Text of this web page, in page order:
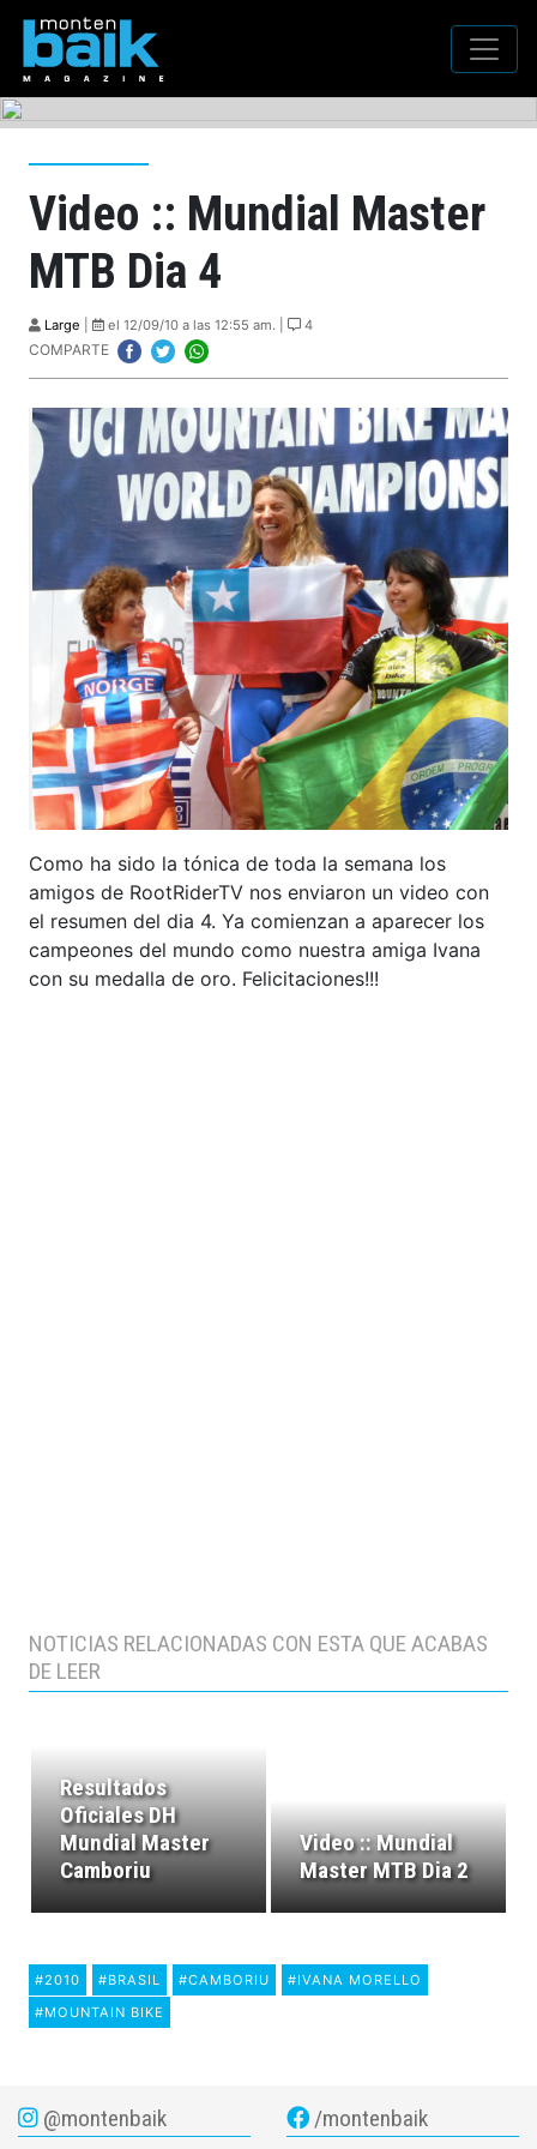
Video :: Mundial Master
MTB Dia 4
Large el 12/09/10 a las 12:55 am. | 4
COMPARTE
Como ha sido la tónica de toda la semana los
amigos de RootRiderTV nos enviaron un video con
el resumen del dia 4. Ya comienzan a aparecer los
campeones del mundo como nuestra amiga Ivana
con su medalla de oro. Felicitaciones!!!
NOTICIAS RELACIONADAS CON ESTA QUE ACABAS
DE LEER
Resultados
Oficiales DH
Mundial Master
Camboriu
Video :: Mundial
Master MTB Dia 2
#2010 #BRASIL #CAMBORIU
#IVANA MORELLO
#MOUNTAIN BIKE
@montenbaik /montenbaik